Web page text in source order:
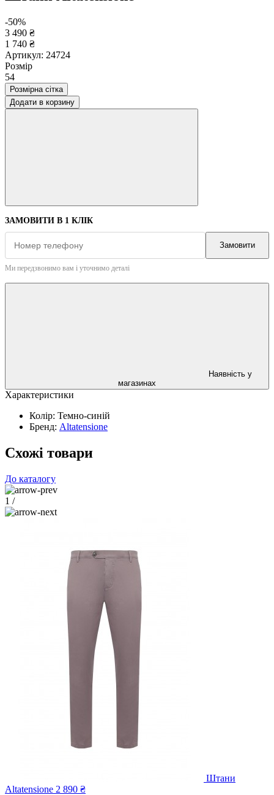
-50%
3 490 ₴
1 740 ₴
Артикул: 24724
Розмір
54
Розмірна сітка
Додати в корзину
ЗАМОВИТИ В 1 КЛІК
Замовити
Ми передзвонимо вам і уточнимо деталі
Наявність у
магазинах
Характеристики
Колір: Темно-синій
Бренд: Altatensione
Схожі товари
До каталогу
1 /
Штани
Altatensione 2 890 ₴